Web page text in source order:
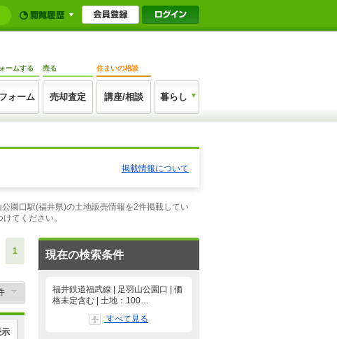
ームする
ォーム
売る
売却査定
住まいの相談
講座/相談 暮らし
掲載情報について
園口駅(福井県)の土地販売情報を2件掲載してい
てください。
1 現在の検索条件
福井鉄道福武線 | 足羽山公園口 | 価
格未定含む | 土地：100…
すべて見る